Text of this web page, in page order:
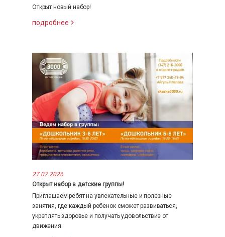
Открыт новый набор!
подробнее
27.07.2026
Открыт набор в детские группы!
Приглашаем ребят на увлекательные и полезные
занятия, где каждый ребенок сможет развиваться,
укреплять здоровье и получать удовольствие от
движения.